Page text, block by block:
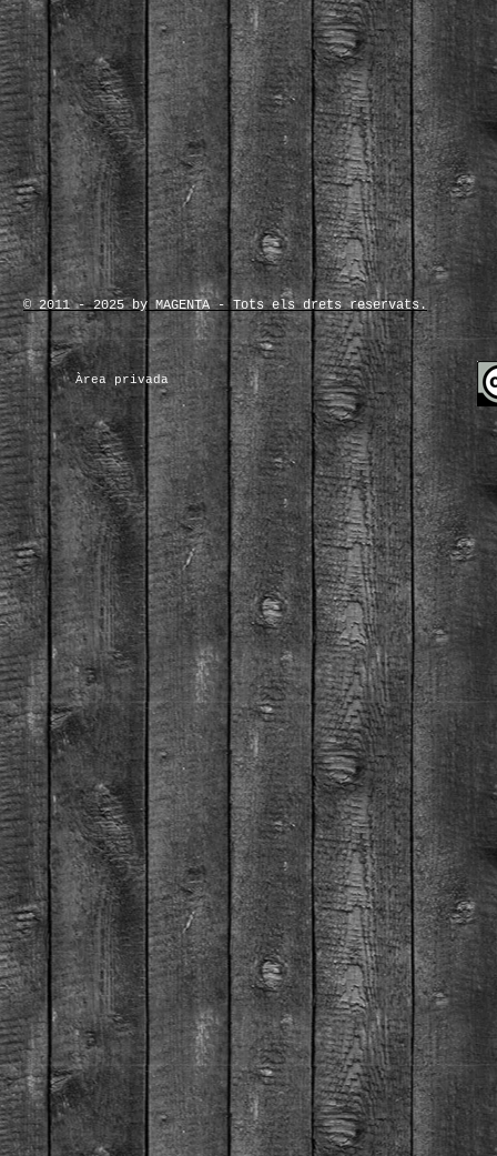
© 2011 - 2025 by MAGENTA - Tots els drets reservats.
Àrea privada